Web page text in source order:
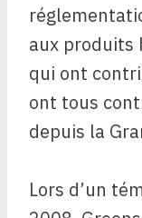
aux produits
qui ont
ont tous
depuis la
Lors d’un